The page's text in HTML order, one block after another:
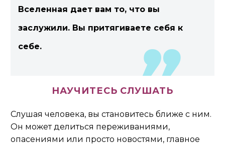
Вселенная дает вам то, что вы
заслужили. Вы притягиваете себя к
себе.
НАУЧИТЕСЬ СЛУШАТЬ
Слушая человека, вы становитесь ближе с ним.
Он может делиться переживаниями,
опасениями или просто новостями, главное